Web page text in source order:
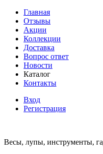
Главная
Отзывы
Акции
Коллекции
Доставка
Вопрос ответ
Новости
Каталог
Контакты
Вход
Регистрация
Весы, лупы, инструменты,